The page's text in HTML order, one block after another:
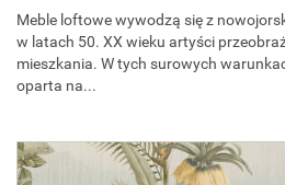
Meble loftowe wywodzą się z
w latach 50. XX wieku artyści
mieszkania. W tych surowych
oparta na...